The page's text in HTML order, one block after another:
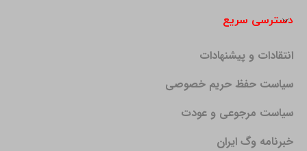
دسترسی سریع
انتقادات و پیشنهادات
سیاست حفظ حریم خصوصی
سیاست مرجوعی و عودت
خبرنامه وگ ایران